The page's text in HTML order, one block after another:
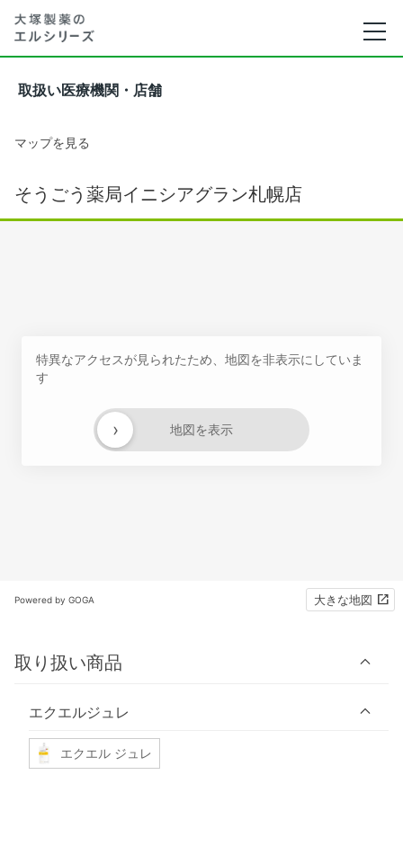
取扱い医療機関・店舗
マップを見る
そうごう薬局イニシアグラン札幌店
特異なアクセスが見られたため、地図を非表示にしていま
す
地図を表示
›
Powered by GOGA 大きな地図
取り扱い商品
エクエルジュレ
エクエル ジュレ